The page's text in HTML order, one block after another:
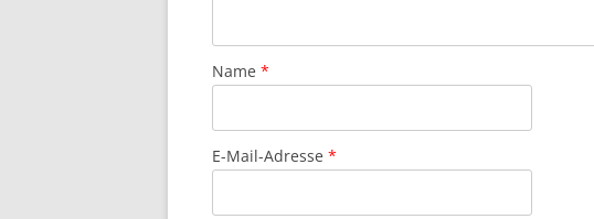
Name *
E-Mail-Adresse *